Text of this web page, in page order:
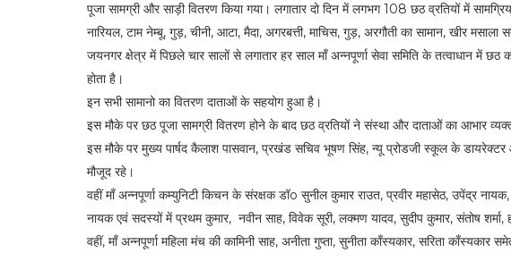
पूजा सामग्री और साड़ी वितरण किया गया। लगातार दो दिन में लगभग 108 छठ व्रतियों में
नारियल, टाम नेम्बू, गुड़, चीनी, आटा, मैदा, अगरबत्ती, माचिस, गुड़, अरगौती का सामान, खीर मसाला
जयनगर क्षेत्र में पिछले चार सालों से लगातार हर साल माँ अन्नपूर्णा सेवा समिति के तत्वाधान में
होता है।
इन सभी सामानो का वितरण दाताओं के सहयोग हुआ है।
इस मौके पर छठ पूजा सामग्री वितरण होने के बाद छठ व्रतियों ने संस्था और दाताओं का आभार
इस मौके पर मुख्य पार्षद कैलाश पासवान, प्रखंड सचिव भूषण सिंह, न्यू प्रोडजी स्कूल के डायरेक्टर
मौजूद रहे।
वहीं माँ अन्नपूर्णा कम्युनिटी किचन के संरक्षक डॉo सुनील कुमार राउत, प्रवीर महासेठ, उपेंद्र
नायक एवं सदस्यों में प्रथम कुमार, नवीन साह, विवेक सूरी, लक्मण यादव, सुदीप कुमार, संतोष
वहीं, माँ अन्नपूर्णा महिला मंच की कामिनी साह, अनीता गुप्ता, सुनीता काँस्यकार, सरिता काँस्यकार